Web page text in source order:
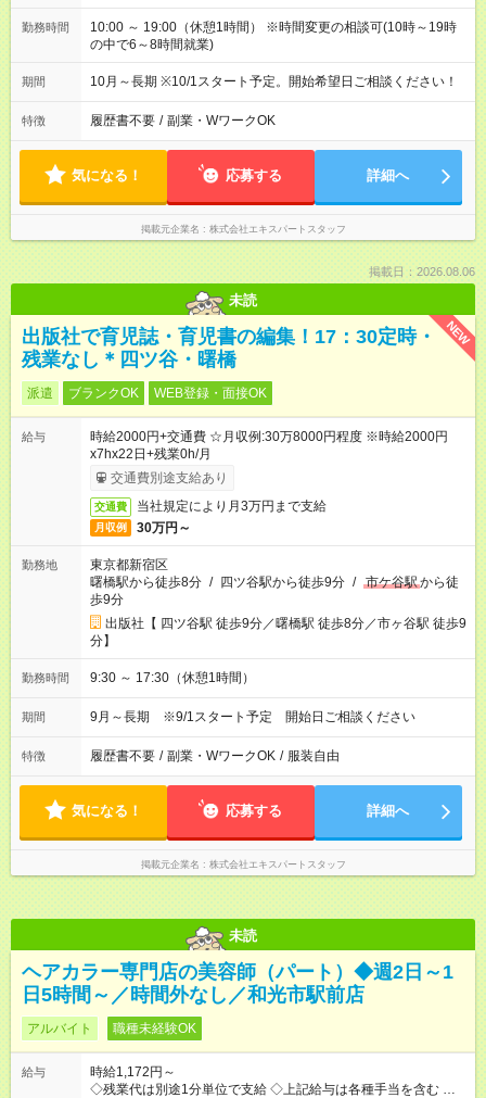
勤務時間
10:00 ～ 19:00（休憩1時間） ※時間変更の相談可(10時～19時
の中で6～8時間就業)
期間 10月～長期 ※10/1スタート予定。開始希望日ご相談ください！
特徴 履歴書不要 / 副業・WワークOK
気になる！ 応募する 詳細へ
掲載元企業名 株式会社エキスパートスタッフ
掲載日：2026.08.06
未読
NEW
出版社で育児誌・育児書の編集！17：30定時・
残業なし＊四ツ谷・曙橋
派遣 ブランクOK WEB登録・面接OK
給与
時給2000円+交通費 ☆月収例:30万8000円程度 ※時給2000円
x7hx22日+残業0h/月
交通費別途支給あり
交通費 当社規定により月3万円まで支給
月収例 30万円～
勤務地
東京都新宿区
曙橋駅から徒歩8分 / 四ツ谷駅から徒歩9分 / 市ケ谷駅から徒
歩9分
出版社【 四ツ谷駅 徒歩9分／曙橋駅 徒歩8分／市ヶ谷駅 徒歩9
分】
勤務時間 9:30 ～ 17:30（休憩1時間）
期間 9月～長期 ※9/1スタート予定 開始日ご相談ください
特徴 履歴書不要 / 副業・WワークOK / 服装自由
気になる！ 応募する 詳細へ
掲載元企業名 株式会社エキスパートスタッフ
未読
ヘアカラー専門店の美容師（パート）◆週2日～1
日5時間～／時間外なし／和光市駅前店
アルバイト 職種未経験OK
給与
時給1,172円～
◇残業代は別途1分単位で支給 ◇上記給与は各種手当を含む ◇毎